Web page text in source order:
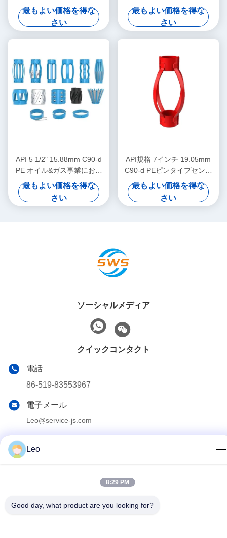
（石油・ガス操業におけるケ
ーシングセントラライザーの
変位制限用）
最もよい価格を得な
さい
る石油場集中機
最もよい価格を得な
さい
API 5 1/2" 15.88mm C90-d
PE オイル&ガス事業におけ
る石油場集中機
最もよい価格を得な
さい
API規格 7インチ 19.05mm
C90-d PEピンタイプセンタ
ライザー（石油・ガス掘削に
おけるケーシングセンタライ
ザーの変位抑制用）
最もよい価格を得な
さい
ソーシャルメディア
クイックコンタクト
電話
86-519-83553967
電子メール
Leo@service-js.com
プライバシー規約|サイトマップ
中国の良質 セメントで接合している浮遊物装置 製造者。版権の©
Leo
8:29 PM
Good day, what product are you looking for?